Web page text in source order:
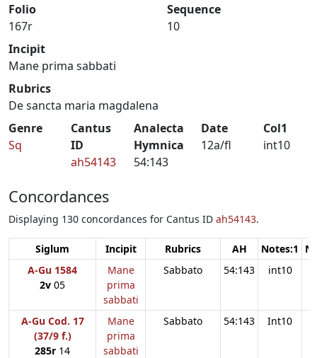
Folio
167r
Sequence
10
Incipit
Mane prima sabbati
Rubrics
De sancta maria magdalena
Genre
Sq
Cantus
ID
ah54143
Analecta
Hymnica
54:143
Date
12a/fl
Col1
int10
Concordances
Displaying 130 concordances for Cantus ID ah54143.
Siglum Incipit Rubrics AH Notes:1
A-Gu 1584
2v 05
Mane
prima
sabbati
Sabbato 54:143 int10
A-Gu Cod. 17
(37/9 f.)
285r 14
Mane
prima
sabbati
Sabbato 54:143 Int10